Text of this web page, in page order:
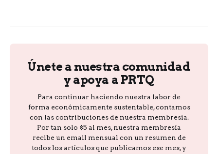
Únete a nuestra comunidad
y apoya a PRTQ
Para continuar haciendo nuestra labor de
forma económicamente sustentable, contamos
con las contribuciones de nuestra membresía.
Por tan solo $5 al mes, nuestra membresía
recibe un email mensual con un resumen de
todos los artículos que publicamos ese mes, y